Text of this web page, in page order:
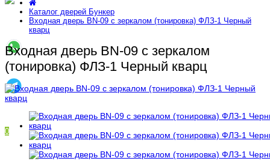
Серия Термо
Заказать замер
Заказ и оплата
Гарантия
Информация
Статьи
0
Каталог дверей Бункер
Входная дверь BN-09 с зеркалом (тонировка) ФЛЗ-1 Черный
кварц
Входная дверь BN-09 с зеркалом
(тонировка) ФЛЗ-1 Черный кварц